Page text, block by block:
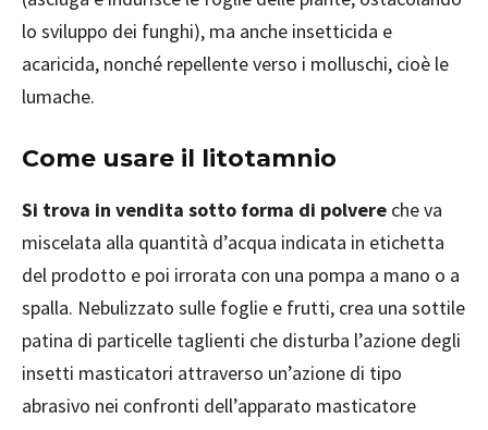
lo sviluppo dei funghi), ma anche insetticida e
acaricida, nonché repellente verso i molluschi, cioè le
lumache.
Come usare il litotamnio
Si trova in vendita sotto forma di polvere che va
miscelata alla quantità d’acqua indicata in etichetta
del prodotto e poi irrorata con una pompa a mano o a
spalla. Nebulizzato sulle foglie e frutti, crea una sottile
patina di particelle taglienti che disturba l’azione degli
insetti masticatori attraverso un’azione di tipo
abrasivo nei confronti dell’apparato masticatore